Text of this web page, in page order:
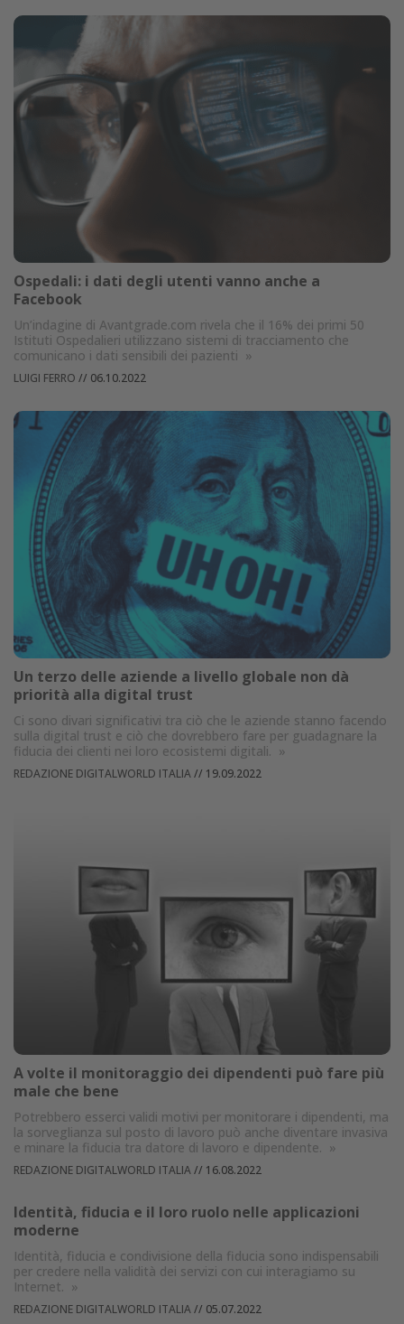
Ospedali: i dati degli utenti vanno anche a
Facebook
Un’indagine di Avantgrade.com rivela che il 16% dei primi 50
Istituti Ospedalieri utilizzano sistemi di tracciamento che
comunicano i dati sensibili dei pazienti »
LUIGI FERRO // 06.10.2022
Un terzo delle aziende a livello globale non dà
priorità alla digital trust
Ci sono divari significativi tra ciò che le aziende stanno facendo
sulla digital trust e ciò che dovrebbero fare per guadagnare la
fiducia dei clienti nei loro ecosistemi digitali. »
REDAZIONE DIGITALWORLD ITALIA// 19.09.2022
A volte il monitoraggio dei dipendenti può fare più
male che bene
Potrebbero esserci validi motivi per monitorare i dipendenti, ma
la sorveglianza sul posto di lavoro può anche diventare invasiva
e minare la fiducia tra datore di lavoro e dipendente. »
REDAZIONE DIGITALWORLD ITALIA// 16.08.2022
Identità, fiducia e il loro ruolo nelle applicazioni
moderne
Identità, fiducia e condivisione della fiducia sono indispensabili
per credere nella validità dei servizi con cui interagiamo su
Internet. »
REDAZIONE DIGITALWORLD ITALIA// 05.07.2022